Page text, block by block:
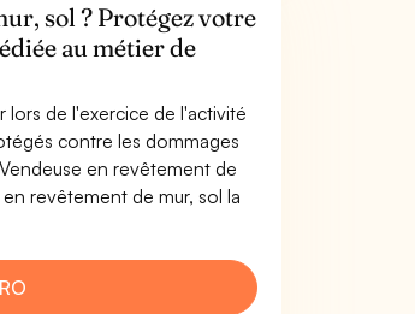
sol ? Protégez votre
au métier de
lors de l'exercice de l'activité
contre les dommages
en revêtement de
revêtement de mur, sol la